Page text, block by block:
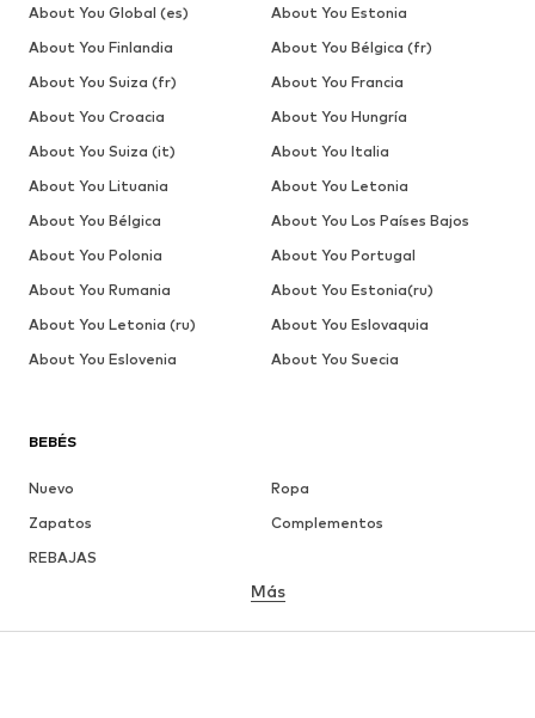
BEBÉS
Nuevo
Ropa
Zapatos
Complementos
REBAJAS
Más
About You Global (es)
About You Estonia
About You Finlandia
About You Bélgica (fr)
About You Suiza (fr)
About You Francia
About You Croacia
About You Hungría
About You Suiza (it)
About You Italia
About You Lituania
About You Letonia
About You Bélgica
About You Los Países Bajos
About You Polonia
About You Portugal
About You Rumania
About You Estonia(ru)
About You Letonia (ru)
About You Eslovaquia
About You Eslovenia
About You Suecia